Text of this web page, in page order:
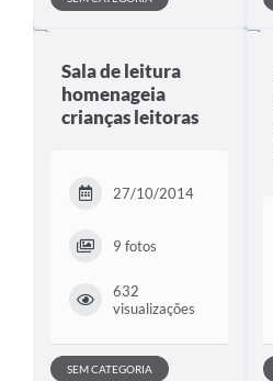
Sala de leitura
homenageia
crianças leitoras
27/10/2014
9 fotos
632
visualizações
SEM CATEGORIA